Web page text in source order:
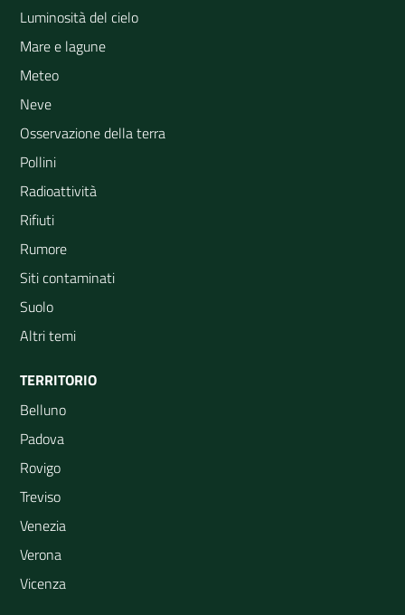
Luminosità del cielo
Mare e lagune
Meteo
Neve
Osservazione della terra
Pollini
Radioattività
Rifiuti
Rumore
Siti contaminati
Suolo
Altri temi
TERRITORIO
Belluno
Padova
Rovigo
Treviso
Venezia
Verona
Vicenza